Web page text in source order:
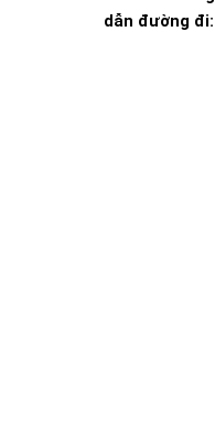
dẫn đường đi: